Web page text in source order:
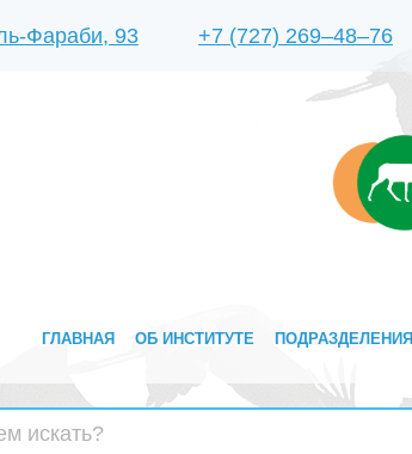
Фараби, 93 +7 (727) 269‒48‒76
ГЛАВНАЯ ОБ ИНСТИТУТЕ ПОДРАЗДЕЛЕНИЯ